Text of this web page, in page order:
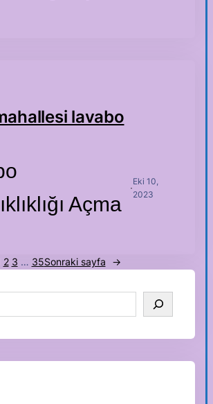
lavabo
Açma
·
Eki 10,
2023
2 3 … 35Sonraki sayfa →